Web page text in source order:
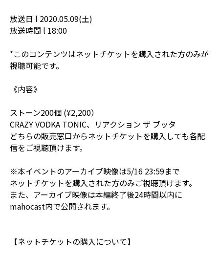
放送日 l 2020.05.09(土)
放送時間 l 18:00
*このコンテンツはネットチケットを購入された方のみが
視聴可能です。
《内容》
ストーン200個 (¥2,200）
CRAZY VODKA TONIC、リアクション ザ ブッタ
どちらの販売窓口からネットチケットを購入しても各配
信をご視聴頂けます。
※本イベントのアーカイブ映像は5/16 23:59まで
ネットチケットを購入された方のみご視聴頂けます。
また、アーカイブ映像は本編終了後24時間以内に
mahocast内で公開されます。
【ネットチケットの購入について】